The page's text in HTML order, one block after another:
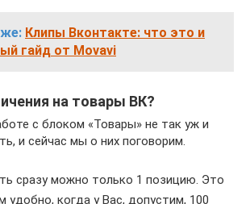
Клипы Вконтакте: что это и
гайд от Movavi
на товары ВК?
с блоком «Товары» не так уж и
и сейчас мы о них поговорим.
сразу можно только 1 позицию. Это
удобно, когда у Вас, допустим, 100